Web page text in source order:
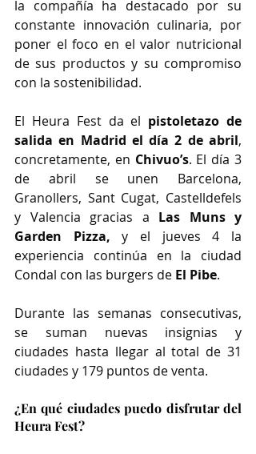
la compañía ha destacado por su
constante innovación culinaria, por
poner el foco en el valor nutricional
de sus productos y su compromiso
con la sostenibilidad.
El Heura Fest da el pistoletazo de
salida en Madrid el día 2 de abril,
concretamente, en Chivuo’s. El día 3
de abril se unen Barcelona,
Granollers, Sant Cugat, Castelldefels
y Valencia gracias a Las Muns y
Garden Pizza, y
el jueves 4 la
experiencia continúa en la ciudad
Condal con las burgers de El Pibe.
Durante las semanas consecutivas,
se suman nuevas insignias y
ciudades hasta llegar al total de 31
ciudades y 179 puntos de venta.
¿En qué ciudades puedo disfrutar del
Heura Fest?